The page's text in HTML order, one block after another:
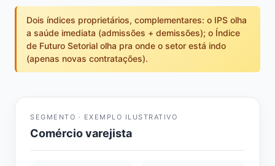
Dois índices proprietários, complementares: o IPS olha
a saúde imediata (admissões + demissões); o Índice
de Futuro Setorial olha pra onde o setor está indo
(apenas novas contratações).
SEGMENTO · EXEMPLO ILUSTRATIVO
Comércio varejista